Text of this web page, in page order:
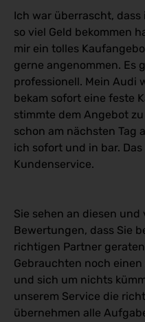
Ich war überrascht,
so viel Geld bekommen
mir ein tolles
gerne angenommen. Es
professionell. Mein Audi
bekam sofort eine feste
stimmte dem Angebot
schon am nächsten Tag
ich sofort und in bar.
Kundenservice.
Sie sehen an diesen
Bewertungen, dass Sie
richtigen Partner
Gebrauchten noch
und sich um nichts
unserem Service die
übernehmen alle